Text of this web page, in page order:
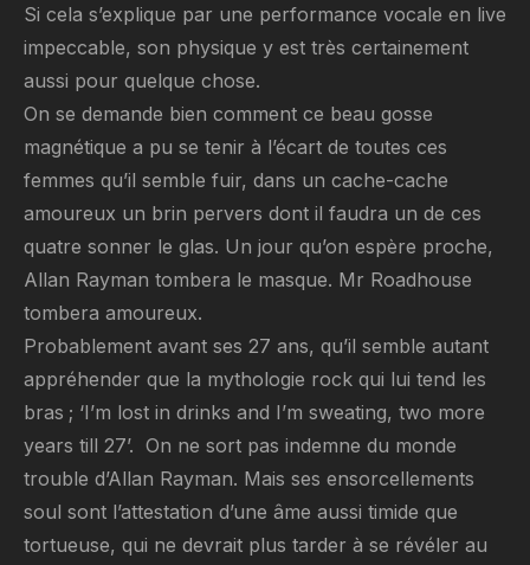
Si cela s’explique par une performance vocale en live
impeccable, son physique y est très certainement
aussi pour quelque chose.
On se demande bien comment ce beau gosse
magnétique a pu se tenir à l’écart de toutes ces
femmes qu’il semble fuir, dans un cache-cache
amoureux un brin pervers dont il faudra un de ces
quatre sonner le glas. Un jour qu’on espère proche,
Allan Rayman tombera le masque. Mr Roadhouse
tombera amoureux.
Probablement avant ses 27 ans, qu’il semble autant
appréhender que la mythologie rock qui lui tend les
bras ; ‘I’m lost in drinks and I’m sweating, two more
years till 27’. On ne sort pas indemne du monde
trouble d’Allan Rayman. Mais ses ensorcellements
soul sont l’attestation d’une âme aussi timide que
tortueuse, qui ne devrait plus tarder à se révéler au